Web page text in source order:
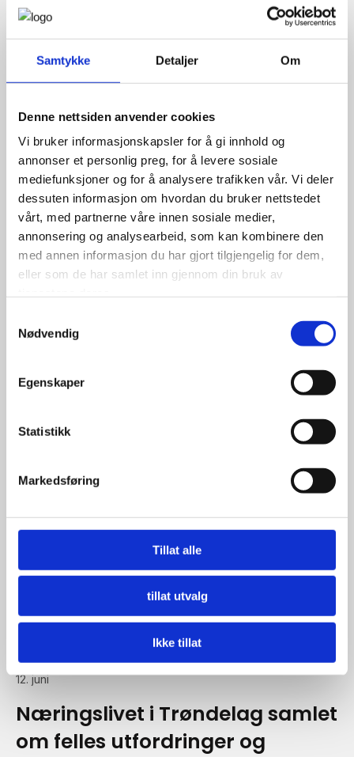
Samtykke Detaljer Om
Denne nettsiden anvender cookies
Vi bruker informasjonskapsler for å gi innhold og
annonser et personlig preg, for å levere sosiale
mediefunksjoner og for å analysere trafikken vår. Vi deler
dessuten informasjon om hvordan du bruker nettstedet
vårt, med partnerne våre innen sosiale medier,
annonsering og analysearbeid, som kan kombinere den
med annen informasjon du har gjort tilgjengelig for dem,
eller som de har samlet inn gjennom din bruk av
Nødvendig
Egenskaper
Statistikk
Markedsføring
Tillat alle
tillat utvalg
Ikke tillat
Les flere nyheter
Gaven fra næringslivet som
12. juni
Næringslivet i Trøndelag samlet
om felles utfordringer og